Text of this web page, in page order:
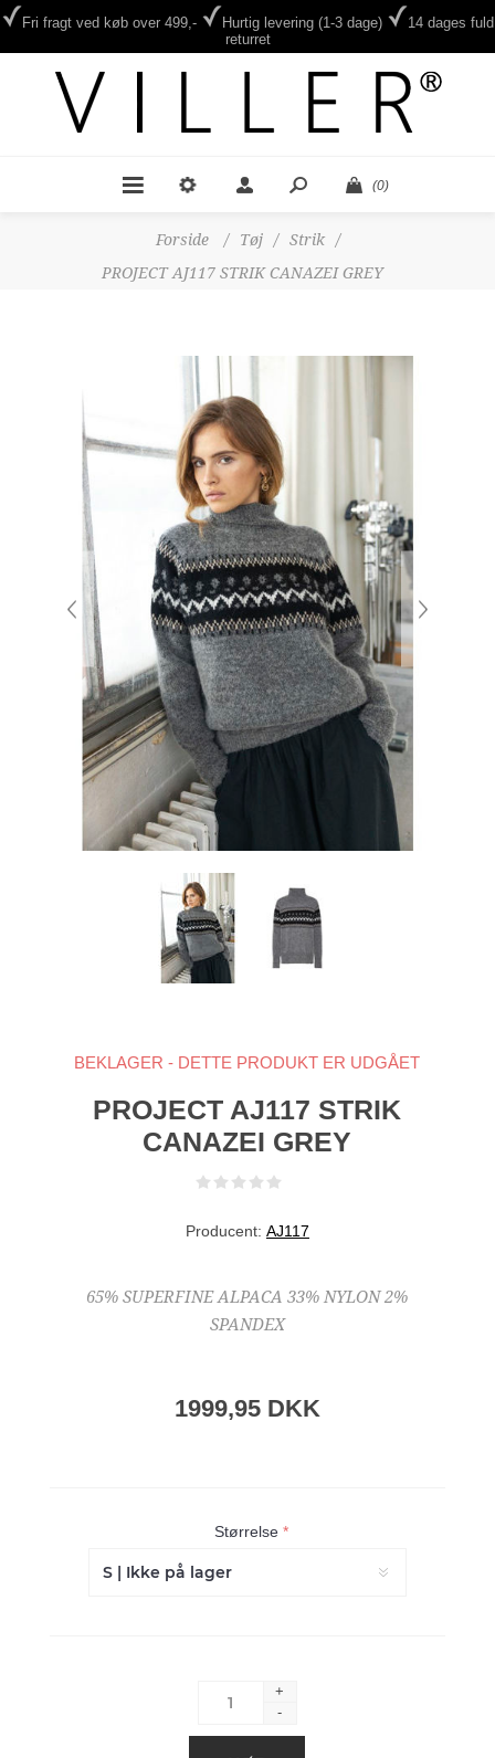
Fri fragt ved køb over 499,- Hurtig levering (1-3 dage)
14 dages fuld
returret
(0)
Forside / Tøj / Strik
/
PROJECT AJ117 STRIK CANAZEI GREY
BEKLAGER - DETTE PRODUKT ER UDGÅET
PROJECT AJ117 STRIK
CANAZEI GREY
Producent: AJ117
65% SUPERFINE ALPACA 33% NYLON 2%
SPANDEX
1999,95 DKK
Størrelse*
+
-